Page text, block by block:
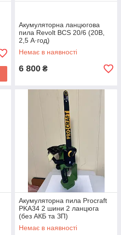
Акумуляторна ланцюгова
пила Revolt BCS 20/6 (20В,
2,5 А·год)
Немає в наявності
6 800 ₴
Акумуляторна пила Procraft
PKA34 2 шини 2 ланцюга
(без АКБ та ЗП)
Немає в наявності